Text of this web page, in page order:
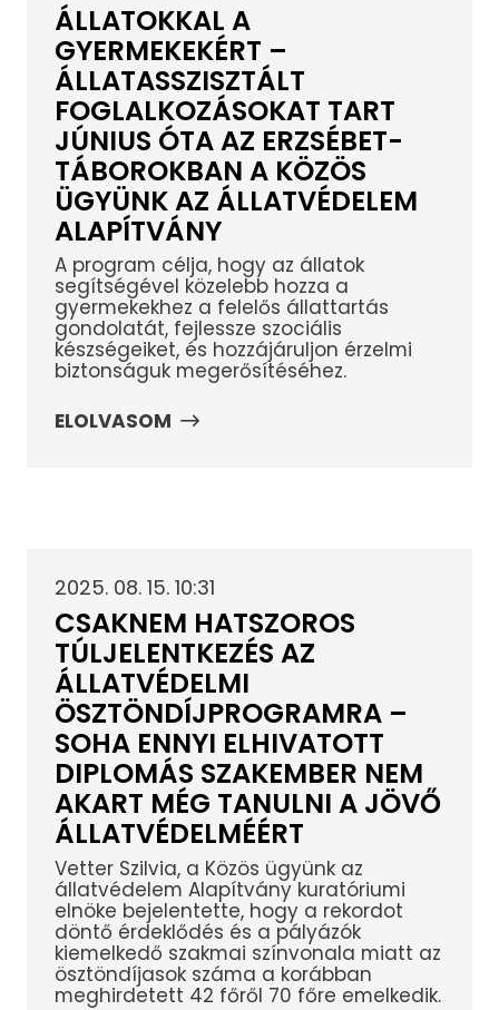
ÁLLATOKKAL A
GYERMEKEKÉRT –
ÁLLATASSZISZTÁLT
FOGLALKOZÁSOKAT TART
JÚNIUS ÓTA AZ ERZSÉBET-
TÁBOROKBAN A KÖZÖS
ÜGYÜNK AZ ÁLLATVÉDELEM
ALAPÍTVÁNY
A program célja, hogy az állatok
segítségével közelebb hozza a
gyermekekhez a felelős állattartás
gondolatát, fejlessze szociális
készségeiket, és hozzájáruljon érzelmi
biztonságuk megerősítéséhez.
ELOLVASOM
2025. 08. 15. 10:31
CSAKNEM HATSZOROS
TÚLJELENTKEZÉS AZ
ÁLLATVÉDELMI
ÖSZTÖNDÍJPROGRAMRA –
SOHA ENNYI ELHIVATOTT
DIPLOMÁS SZAKEMBER NEM
AKART MÉG TANULNI A JÖVŐ
ÁLLATVÉDELMÉÉRT
Vetter Szilvia, a Közös ügyünk az
állatvédelem Alapítvány kuratóriumi
elnöke bejelentette, hogy a rekordot
döntő érdeklődés és a pályázók
kiemelkedő szakmai színvonala miatt az
ösztöndíjasok száma a korábban
meghirdetett 42 főről 70 főre emelkedik.